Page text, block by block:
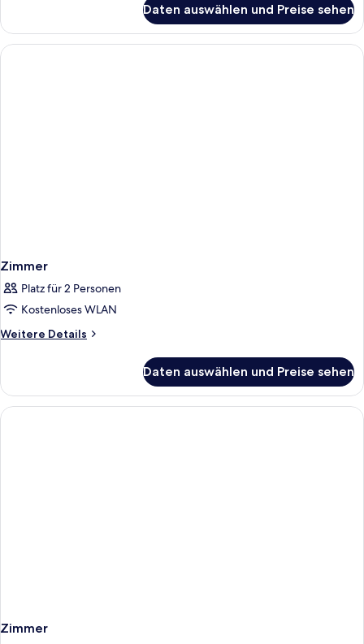
Zweibettzimmer
Daten auswählen und Preise sehen
Zimmer
Platz für 2 Personen
Kostenloses WLAN
Weitere Details
Weitere
Daten auswählen und Preise sehen
Zimmer